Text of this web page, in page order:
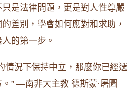
是法律問題，更是對人性尊嚴
差別，學會如何應對和求助，
的第一步。
情況下保持中立，那麼你已經選
” —南非大主教 德斯蒙·屠圖